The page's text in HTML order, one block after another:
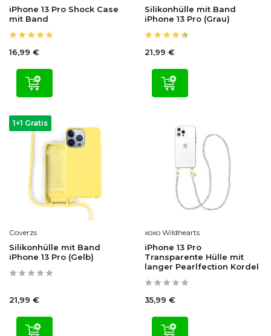
iPhone 13 Pro Shock Case
mit Band
16,99 €
Silikonhülle mit Band
iPhone 13 Pro (Grau)
21,99 €
1+1 Gratis
Coverzs
Silikonhülle mit Band
iPhone 13 Pro (Gelb)
21,99 €
xoxo Wildhearts
iPhone 13 Pro
Transparente Hülle mit
langer Pearlfection Kordel
35,99 €